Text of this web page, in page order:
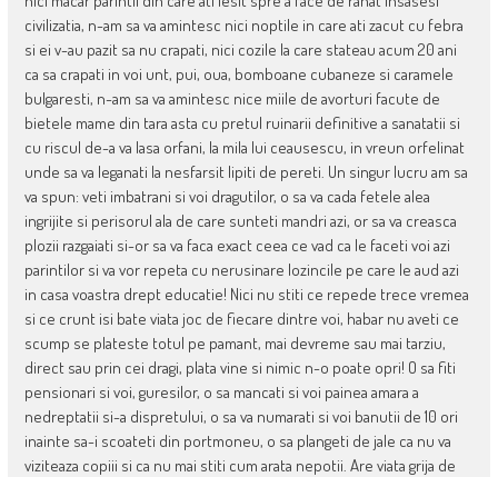
civilizatia, n-am sa va amintesc nici noptile in care ati zacut cu febra
si ei v-au pazit sa nu crapati, nici cozile la care stateau acum 20 ani
ca sa crapati in voi unt, pui, oua, bomboane cubaneze si caramele
bulgaresti, n-am sa va amintesc nice miile de avorturi facute de
bietele mame din tara asta cu pretul ruinarii definitive a sanatatii si
cu riscul de-a va lasa orfani, la mila lui ceausescu, in vreun orfelinat
unde sa va leganati la nesfarsit lipiti de pereti. Un singur lucru am sa
va spun: veti imbatrani si voi dragutilor, o sa va cada fetele alea
ingrijite si perisorul ala de care sunteti mandri azi, or sa va creasca
plozii razgaiati si-or sa va faca exact ceea ce vad ca le faceti voi azi
parintilor si va vor repeta cu nerusinare lozincile pe care le aud azi
in casa voastra drept educatie! Nici nu stiti ce repede trece vremea
si ce crunt isi bate viata joc de fiecare dintre voi, habar nu aveti ce
scump se plateste totul pe pamant, mai devreme sau mai tarziu,
direct sau prin cei dragi, plata vine si nimic n-o poate opri! O sa fiti
pensionari si voi, guresilor, o sa mancati si voi painea amara a
nedreptatii si-a dispretului, o sa va numarati si voi banutii de 10 ori
inainte sa-i scoateti din portmoneu, o sa plangeti de jale ca nu va
viziteaza copiii si ca nu mai stiti cum arata nepotii. Are viata grija de